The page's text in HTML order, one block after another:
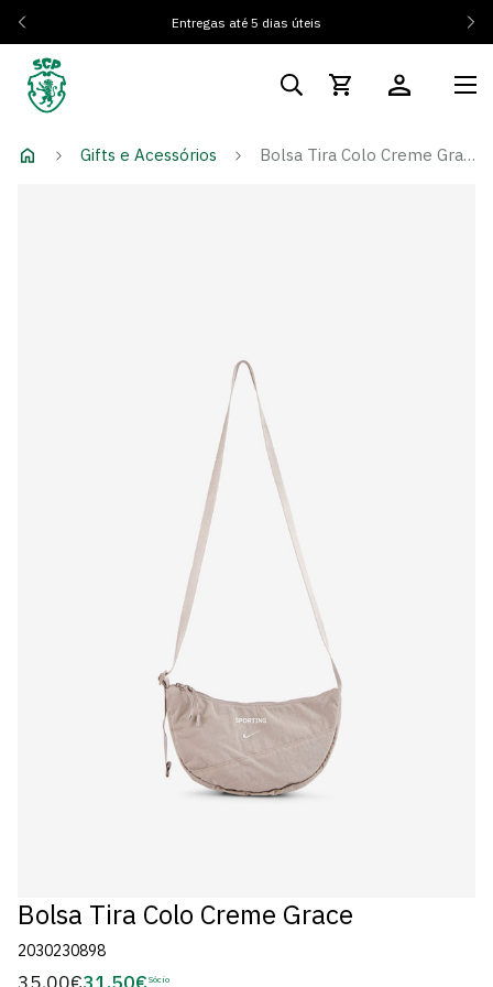
Entregas até 5 dias úteis
Gifts e Acessórios Bolsa Tira Colo Creme Grace
Bolsa Tira Colo Creme Grace
2030230898
Preço
Sócio